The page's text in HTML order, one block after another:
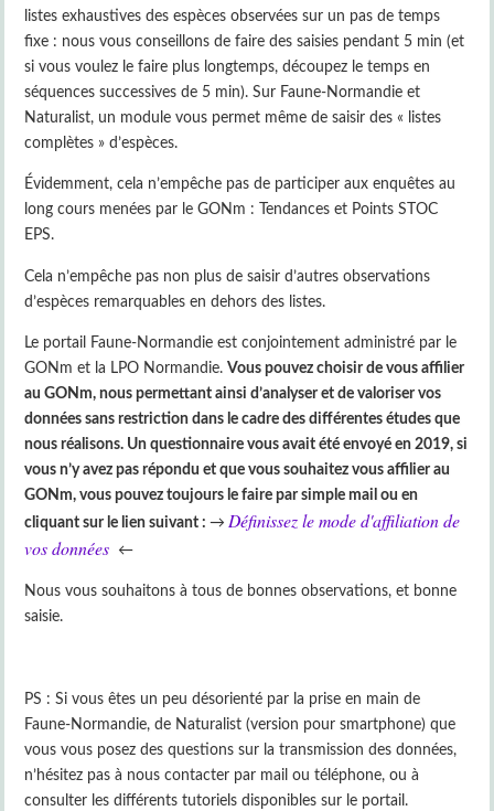
listes exhaustives des espèces observées sur un pas de temps
fixe : nous vous conseillons de faire des saisies pendant 5 min (et
si vous voulez le faire plus longtemps, découpez le temps en
séquences successives de 5 min). Sur Faune-Normandie et
Naturalist, un module vous permet même de saisir des « listes
complètes » d’espèces.
Évidemment, cela n’empêche pas de participer aux enquêtes au
long cours menées par le GONm : Tendances et Points STOC
EPS.
Cela n’empêche pas non plus de saisir d’autres observations
d’espèces remarquables en dehors des listes.
Le portail Faune-Normandie est conjointement administré par le
GONm et la LPO Normandie.Vous pouvez choisir de vous affilier
au GONm, nous permettant ainsi d’analyser et de valoriser vos
données sans restriction dans le cadre des différentes études que
nous réalisons. Un questionnaire vous avait été envoyé en 2019, si
vous n’y avez pas répondu et que vous souhaitez vous affilier au
GONm, vous pouvez toujours le faire par simple mail ou en
cliquant sur le lien suivant :→Définissez le mode d'affiliation de
vos données ←
Nous vous souhaitons à tous de bonnes observations, et bonne
saisie.
PS : Si vous êtes un peu désorienté par la prise en main de
Faune-Normandie, de Naturalist (version pour smartphone) que
vous vous posez des questions sur la transmission des données,
n’hésitez pas à nous contacter par mail ou téléphone, ou à
consulter les différents tutoriels disponibles sur le portail.